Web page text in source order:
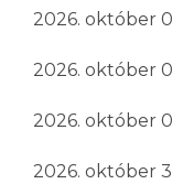
2026. október
2026. október
2026. október
2026. október